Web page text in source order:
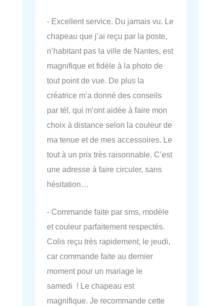
- Excellent service. Du jamais vu. Le
chapeau que j’ai reçu par la poste,
n’habitant pas la ville de Nantes, est
magnifique et fidèle à la photo de
tout point de vue. De plus la
créatrice m’a donné des conseils
par tél, qui m’ont aidée à faire mon
choix à distance selon la couleur de
ma tenue et de mes accessoires. Le
tout à un prix très raisonnable. C’est
une adresse à faire circuler, sans
hésitation…
- Commande faite par sms, modèle
et couleur parfaitement respectés.
Colis reçu très rapidement, le jeudi,
car commande faite au dernier
moment pour un mariage le
samedi ! Le chapeau est
magnifique. Je recommande cette